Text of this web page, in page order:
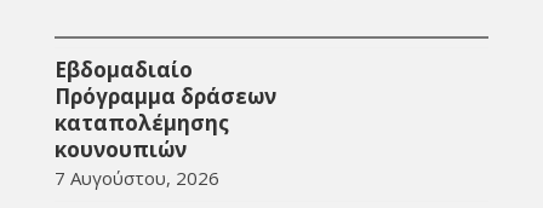
Εβδομαδιαίο
Πρόγραμμα δράσεων
καταπολέμησης
κουνουπιών
7 Αυγούστου, 2026